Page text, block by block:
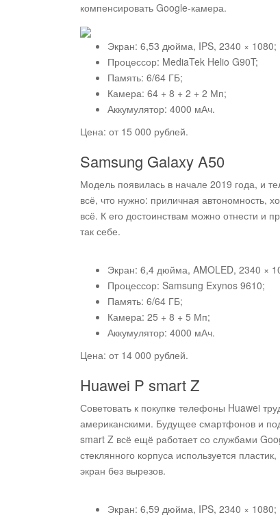
компенсировать Google-камера.
Экран: 6,53 дюйма, IPS, 2340 × 1080;
Процессор: MediaTek Helio G90T;
Память: 6/64 ГБ;
Камера: 64 + 8 + 2 + 2 Мп;
Аккумулятор: 4000 мАч.
Цена: от 15 000 рублей.
Samsung Galaxy A50
Модель появилась в начале 2019 года, и
всё, что нужно: приличная автономность,
всё. К его достоинствам можно отнести и
так себе.
Экран: 6,4 дюйма, AMOLED, 2340 ×
Процессор: Samsung Exynos 9610;
Память: 6/64 ГБ;
Камера: 25 + 8 + 5 Мп;
Аккумулятор: 4000 мАч.
Цена: от 14 000 рублей.
Huawei P smart Z
Советовать к покупке телефоны Huawei
американскими. Будущее смартфонов и
smart Z всё ещё работает со службами
стеклянного корпуса используется
экран без вырезов.
Экран: 6,59 дюйма, IPS, 2340 × 1080;